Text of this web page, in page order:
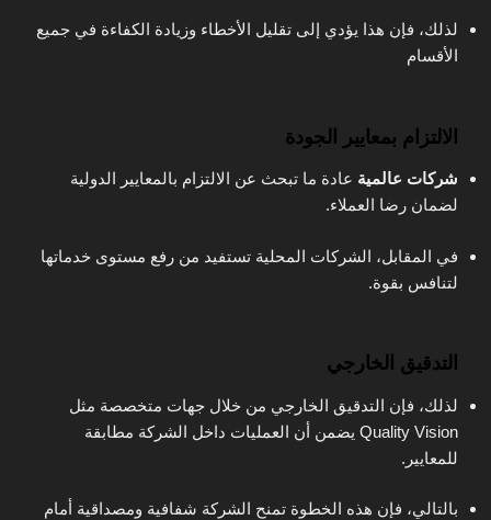
لذلك، فإن هذا يؤدي إلى تقليل الأخطاء وزيادة الكفاءة في جميع
الأقسام
الالتزام بمعايير الجودة
شركات عالمية عادة ما تبحث عن الالتزام بالمعايير الدولية
لضمان رضا العملاء.
في المقابل، الشركات المحلية تستفيد من رفع مستوى خدماتها
لتنافس بقوة.
التدقيق الخارجي
لذلك، فإن التدقيق الخارجي من خلال جهات متخصصة مثل
Quality Vision يضمن أن العمليات داخل الشركة مطابقة
للمعايير.
بالتالي، فإن هذه الخطوة تمنح الشركة شفافية ومصداقية أمام